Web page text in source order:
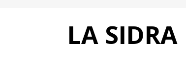
LA SIDRA